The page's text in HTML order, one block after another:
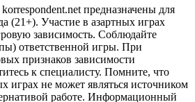
предназначены для
(21+). Участие в азартных играх
зависимость. Соблюдайте
ответственной игры. При
признаков зависимости
к специалисту. Помните, что
играх не может являться источником
работе. Информационный